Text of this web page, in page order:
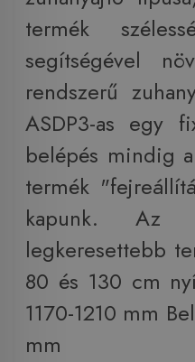
termék
segítségével
rendszerű
ASDP3-as egy
belépés mindig
termék
kapunk. Az
legkeresettebb
80 és 130 cm
1170-1210 mm
mm